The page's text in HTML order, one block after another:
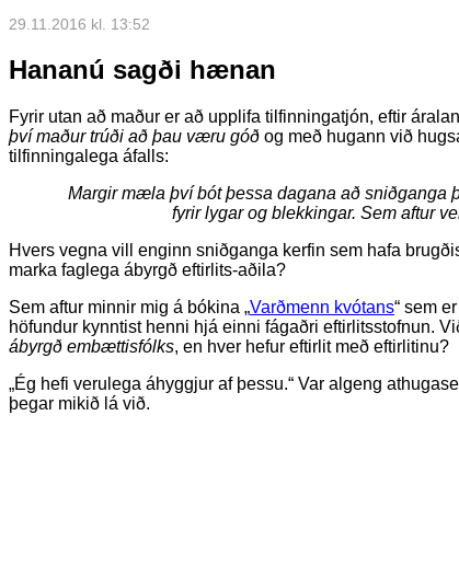
29.11.2016 kl. 13:52
Hananú sagði hænan
Fyrir utan að maður er að upplifa tilfinningatjón, eftir
því maður trúði að þau væru góð og með hugann við
tilfinningalega áfalls:
Margir mæla því bót þessa dagana að sniðganga
fyrir lygar og blekkingar. Sem aftur
Hvers vegna vill enginn sniðganga kerfin sem hafa
marka faglega ábyrgð eftirlits-aðila?
Sem aftur minnir mig á bókina „Varðmenn kvótans“ sem
höfundur kynntist henni hjá einni fágaðri eftirlitsstofnun.
ábyrgð embættisfólks, en hver hefur eftirlit með eftirlitinu?
„Ég hefi verulega áhyggjur af þessu.“ Var algeng
þegar mikið lá við.